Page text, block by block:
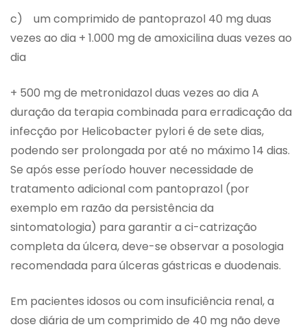
c) um comprimido de pantoprazol 40 mg duas
vezes ao dia + 1.000 mg de amoxicilina duas vezes ao
dia
+ 500 mg de metronidazol duas vezes ao dia A
duração da terapia combinada para erradicação da
infecção por Helicobacter pylori é de sete dias,
podendo ser prolongada por até no máximo 14 dias.
Se após esse período houver necessidade de
tratamento adicional com pantoprazol (por
exemplo em razão da persistência da
sintomatologia) para garantir a ci-catrização
completa da úlcera, deve-se observar a posologia
recomendada para úlceras gástricas e duodenais.
Em pacientes idosos ou com insuficiência renal, a
dose diária de um comprimido de 40 mg não deve